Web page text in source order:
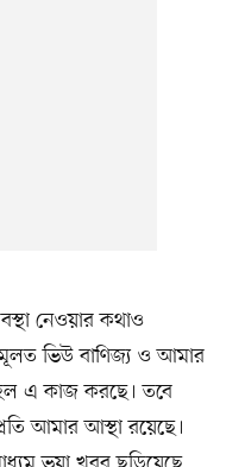
নেওয়ার কথাও
ভিউ বাণিজ্য ও আমার
এ কাজ করছে। তবে
আমার আস্থা রয়েছে।